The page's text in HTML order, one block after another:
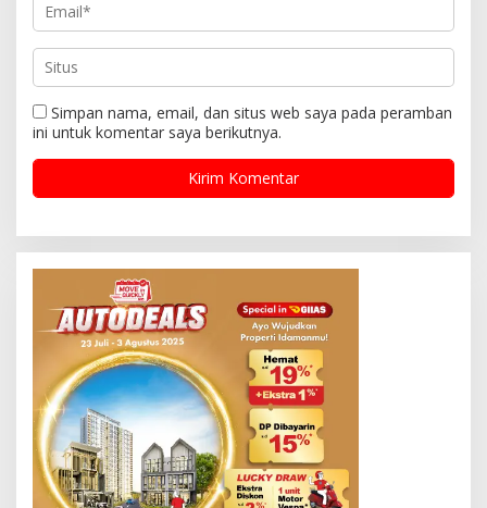
Simpan nama, email, dan situs web saya pada peramban
ini untuk komentar saya berikutnya.